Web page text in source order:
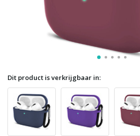
Dit product is verkrijgbaar in: